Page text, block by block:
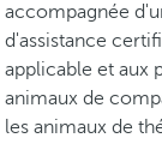
accompagnée
d'assistance
applicable et aux
animaux de
les animaux de